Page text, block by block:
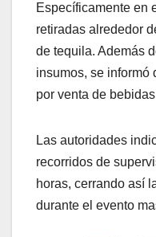
Específicamente en
retiradas alrededor
de tequila. Además
insumos, se informó
por venta de
Las autoridades
recorridos de
horas, cerrando así
durante el evento